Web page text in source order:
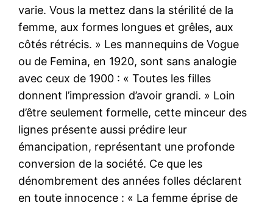
varie. Vous la mettez dans la stérilité de la
femme, aux formes longues et grêles, aux
côtés rétrécis. » Les mannequins de Vogue
ou de Femina, en 1920, sont sans analogie
avec ceux de 1900 : « Toutes les filles
donnent l’impression d’avoir grandi. » Loin
d’être seulement formelle, cette minceur des
lignes présente aussi prédire leur
émancipation, représentant une profonde
conversion de la société. Ce que les
dénombrement des années folles déclarent
en toute innocence : « La femme éprise de